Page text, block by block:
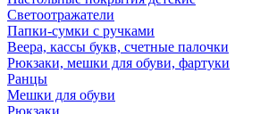
Светоотражатели
Папки-сумки с ручками
Веера, кассы букв, счетные палочки
Рюкзаки, мешки для обуви, фартуки
Ранцы
Мешки для обуви
Рюкзаки